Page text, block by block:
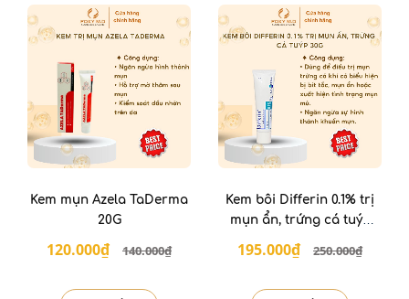
Kem mụn Azela TaDerma
20G
120.000₫ 140.000₫
Kem bôi Differin 0.1% trị
mụn ẩn, trứng cá tuýp
195.000₫ 250.000₫